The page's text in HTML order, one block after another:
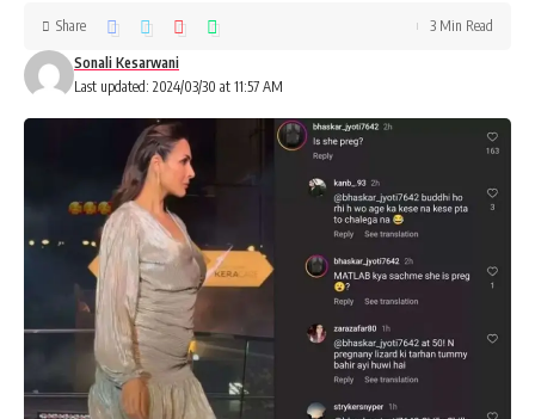
Last updated: 2024/03/30 at 11:57 AM
Sonali Kesarwani
Share 3 Min Read